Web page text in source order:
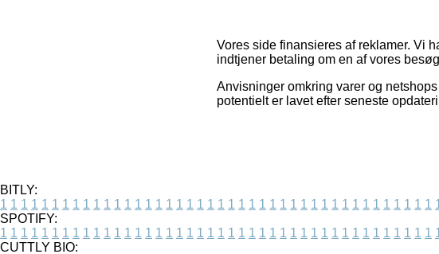
Vores side finansieres af reklamer. Vi
indtjener betaling om en af vores
Anvisninger omkring varer og
potentielt er lavet efter seneste
BITLY:
1 1 1 1 1 1 1 1 1 1 1 1 1 1 1 1 1 1 1 1 1 1 1 1 1 1 1 1 1 1 1 1 1 1 1 1 1 1 1 1 1 1
SPOTIFY:
1 1 1 1 1 1 1 1 1 1 1 1 1 1 1 1 1 1 1 1 1 1 1 1 1 1 1 1 1 1 1 1 1 1 1 1 1 1 1 1 1 1
CUTTLY BIO: